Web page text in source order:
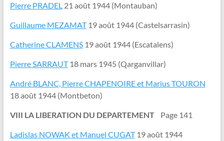
Pierre PRADEL21 août 1944 (Montauban)
Guillaume MEZAMAT19 août 1944 (Castelsarrasin)
Catherine CLAMENS19 août 1944 (Escatalens)
Pierre SARRAUT18 mars 1945 (Qarganvillar)
André BLANC, Pierre CHAPENOIRE et Marius TOURON
18 août 1944 (Montbeton)
VIII LA LIBERATION DU DEPARTEMENTPage 141
Ladislas NOWAK et Manuel CUGAT19 août 1944